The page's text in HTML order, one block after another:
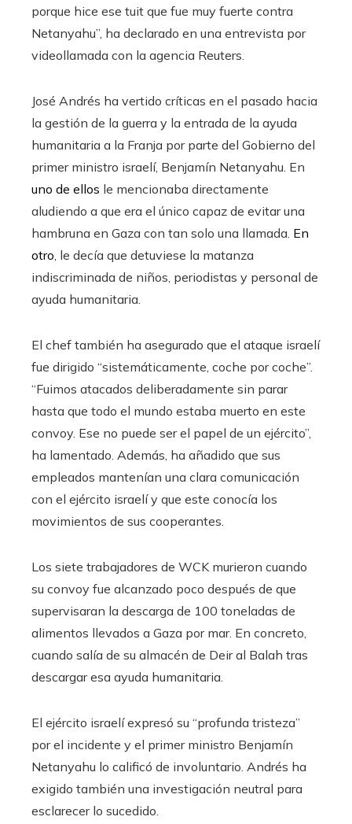
porque hice ese tuit que fue muy fuerte contra
Netanyahu”, ha declarado en una entrevista por
videollamada con la agencia Reuters.
José Andrés ha vertido críticas en el pasado hacia
la gestión de la guerra y la entrada de la ayuda
humanitaria a la Franja por parte del Gobierno del
primer ministro israelí, Benjamín Netanyahu. En
uno de ellos le mencionaba directamente
aludiendo a que era el único capaz de evitar una
hambruna en Gaza con tan solo una llamada. En
otro , le decía que detuviese la matanza
indiscriminada de niños, periodistas y personal de
ayuda humanitaria.
El chef también ha asegurado que el ataque israelí
fue dirigido “sistemáticamente, coche por coche”.
“Fuimos atacados deliberadamente sin parar
hasta que todo el mundo estaba muerto en este
convoy. Ese no puede ser el papel de un ejército”,
ha lamentado. Además, ha añadido que sus
empleados mantenían una clara comunicación
con el ejército israelí y que este conocía los
movimientos de sus cooperantes.
Los siete trabajadores de WCK murieron cuando
su convoy fue alcanzado poco después de que
supervisaran la descarga de 100 toneladas de
alimentos llevados a Gaza por mar. En concreto,
cuando salía de su almacén de Deir al Balah tras
descargar esa ayuda humanitaria.
El ejército israelí expresó su “profunda tristeza”
por el incidente y el primer ministro Benjamín
Netanyahu lo calificó de involuntario. Andrés ha
exigido también una investigación neutral para
esclarecer lo sucedido.